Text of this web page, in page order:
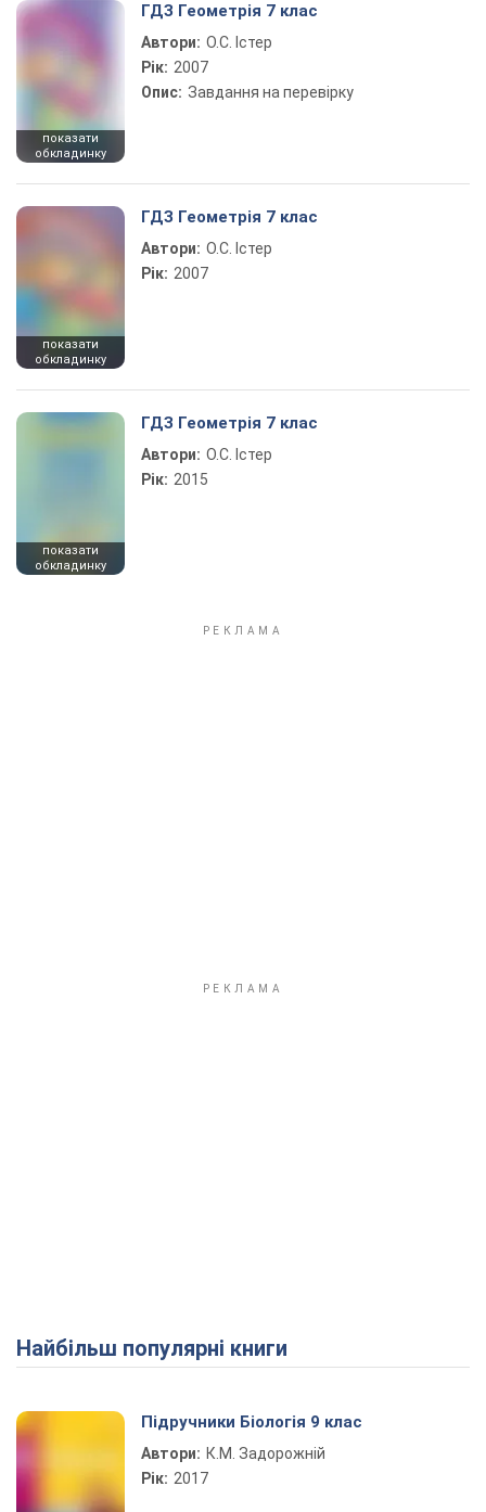
показати
обкладинку
ГДЗ Геометрія 7 клас
Автори: О.С. Істер
Рік: 2007
Опис: Завдання на перевірку
показати
обкладинку
ГДЗ Геометрія 7 клас
Автори: О.С. Істер
Рік: 2007
показати
обкладинку
ГДЗ Геометрія 7 клас
Автори: О.С. Істер
Рік: 2015
Найбільш популярні книги
Підручники Біологія 9 клас
Автори: К.М. Задорожній
Рік: 2017